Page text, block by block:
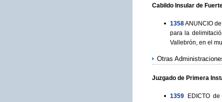
Cabildo Insular de
1358ANUNCIO
para la
Vallebrón, en el
Otras
Juzgado de Primera
1359 EDICTO